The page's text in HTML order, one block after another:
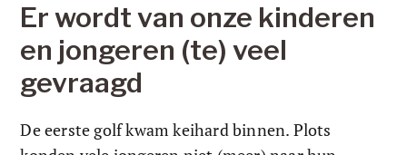
Er wordt van onze kinderen
en jongeren (te) veel
gevraagd
De eerste golf kwam keihard binnen. Plots